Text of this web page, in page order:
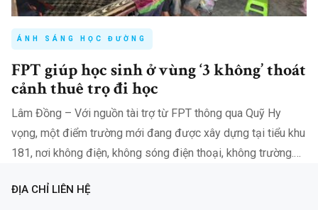
ÁNH SÁNG HỌC ĐƯỜNG
FPT giúp học sinh ở vùng ‘3 không’ thoát
cảnh thuê trọ đi học
Lâm Đồng – Với nguồn tài trợ từ FPT thông qua Quỹ Hy
vọng, một điểm trường mới đang được xây dựng tại tiểu khu
181, nơi không điện, không sóng điện thoại, không trường.
ĐỊA CHỈ LIÊN HỆ